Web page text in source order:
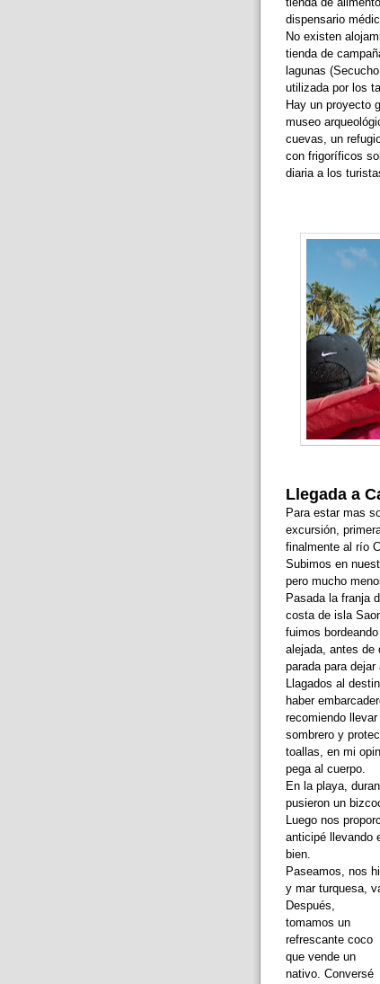
dispensario
No existen
tienda de
lagunas
utilizada por los
Hay un proyecto
museo
cuevas, un
con frigoríficos
diaria a los
Llegada a
Para estar mas
excursión,
finalmente al río
Subimos en
pero mucho
Pasada la franja
costa de isla
fuimos
alejada, antes de
parada para
Llagados al
haber
recomiendo
sombrero y
toallas, en mi
pega al cuerpo.
En la playa,
pusieron un
Luego nos
anticipé llevando
bien.
Paseamos, nos
y mar turquesa,
Después,
tomamos un
refrescante coco
que vende un
nativo. Conversé